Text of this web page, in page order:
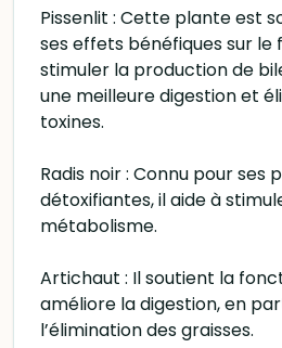
Pissenlit : Cette plante est
ses effets bénéfiques sur le
stimuler la production de
une meilleure digestion et
toxines.
Radis noir : Connu pour ses
détoxifiantes, il aide à
métabolisme.
Artichaut : Il soutient la
améliore la digestion, en
l’élimination des graisses.